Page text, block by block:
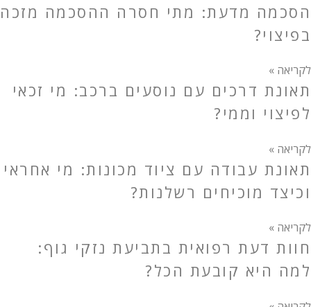
הסכמה מדעת: מתי חסרה ההסכמה מזכה
בפיצוי?
לקריאה »
תאונת דרכים עם נוסעים ברכב: מי זכאי
לפיצוי וממי?
לקריאה »
תאונת עבודה עם ציוד מכונות: מי אחראי
וכיצד מוכיחים רשלנות?
לקריאה »
חוות דעת רפואית בתביעת נזקי גוף:
למה היא קובעת הכל?